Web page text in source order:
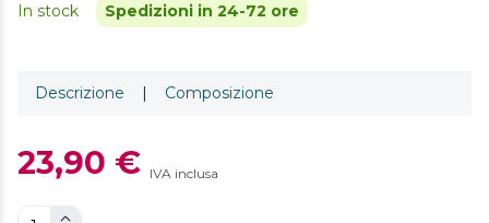
In stock Spedizioni in 24-72 ore
Descrizione | Composizione
23,90 € IVA inclusa